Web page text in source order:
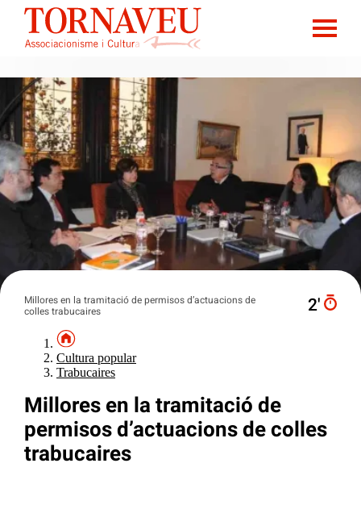
Millores en la tramitació de permisos d’actuacions de
colles trabucaires
2′
Cultura popular
Trabucaires
Millores en la tramitació de
permisos d’actuacions de colles
trabucaires